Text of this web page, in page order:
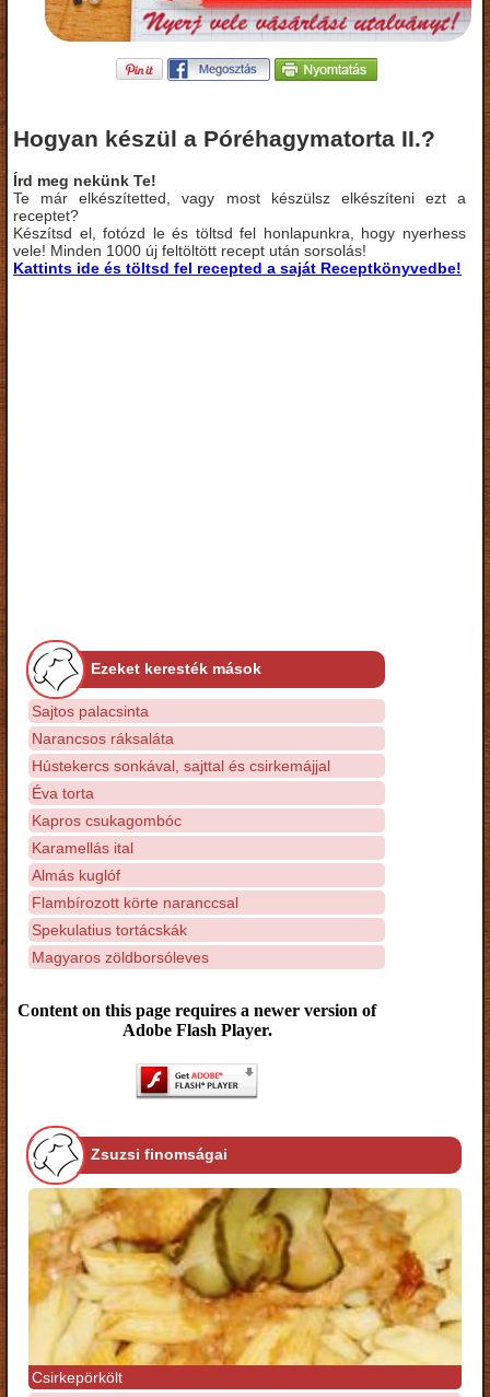
Hogyan készül a Póréhagymatorta II.?
Írd meg nekünk Te!
Te már elkészítetted, vagy most készülsz elkészíteni ezt a
receptet?
Készítsd el, fotózd le és töltsd fel honlapunkra, hogy nyerhess
vele! Minden 1000 új feltöltött recept után sorsolás!
Kattints ide és töltsd fel recepted a saját Receptkönyvedbe!
Ezeket keresték mások
Sajtos palacsinta
Narancsos ráksaláta
Hústekercs sonkával, sajttal és csirkemájjal
Éva torta
Kapros csukagombóc
Karamellás ital
Almás kuglóf
Flambírozott körte naranccsal
Spekulatius tortácskák
Magyaros zöldborsóleves
Content on this page requires a newer version of
Adobe Flash Player.
Zsuzsi finomságai
Csirkepörkölt